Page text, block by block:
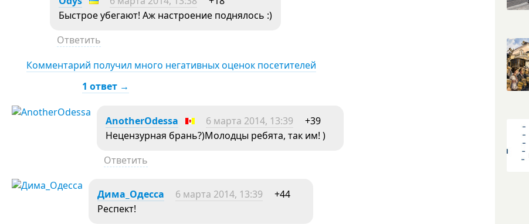
Быстрое убегают! Аж настроение поднялось :)
Ответить
Комментарий получил много негативных оценок посетителей
1 ответ →
AnotherOdessa 6 марта 2014, 13:39
+39
Нецензурная брань?)Молодцы ребята, так им! )
Ответить
Дима_Одесса 6 марта 2014, 13:39
+44
Респект!